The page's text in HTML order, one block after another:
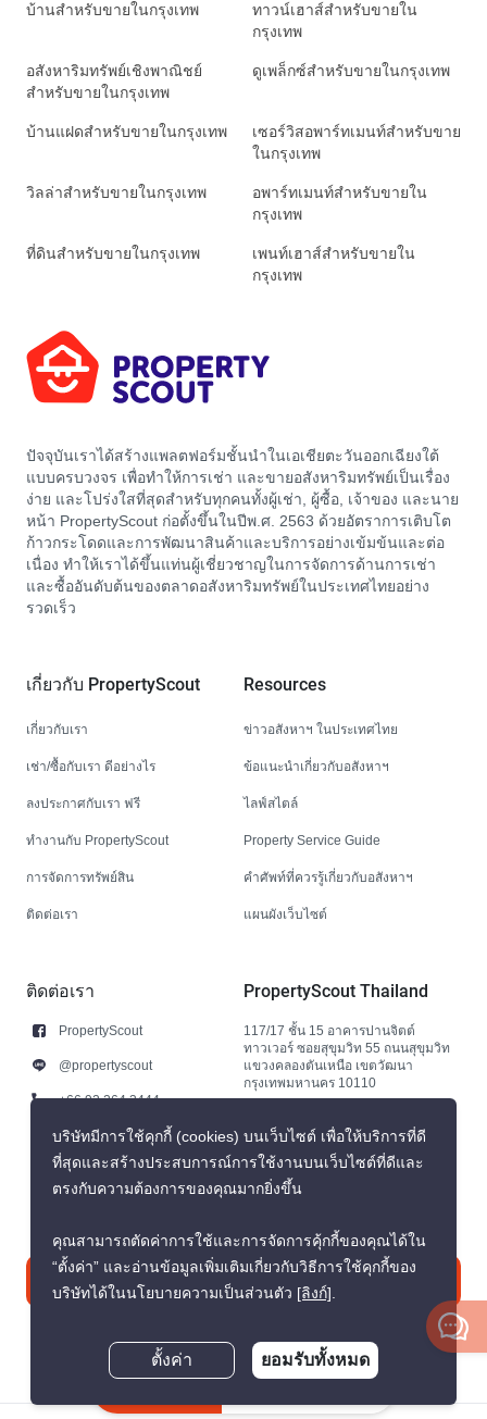
บ้านสำหรับขายในกรุงเทพ
ทาวน์เฮาส์สำหรับขายใน
กรุงเทพ
อสังหาริมทรัพย์เชิงพาณิชย์
สำหรับขายในกรุงเทพ
ดูเพล็กซ์สำหรับขายในกรุงเทพ
บ้านแฝดสำหรับขายในกรุงเทพ
เซอร์วิสอพาร์ทเมนท์สำหรับขาย
ในกรุงเทพ
วิลล่าสำหรับขายในกรุงเทพ
อพาร์ทเมนท์สำหรับขายใน
กรุงเทพ
ที่ดินสำหรับขายในกรุงเทพ
เพนท์เฮาส์สำหรับขายใน
กรุงเทพ
ปัจจุบันเราได้สร้างแพลตฟอร์มชั้นนำในเอเชียตะวันออกเฉียงใต้
แบบครบวงจร เพื่อทำให้การเช่า และขายอสังหาริมทรัพย์เป็นเรื่อง
ง่าย และโปร่งใสที่สุดสำหรับทุกคนทั้งผู้เช่า, ผู้ซื้อ, เจ้าของ และนาย
หน้า PropertyScout ก่อตั้งขึ้นในปีพ.ศ. 2563 ด้วยอัตราการเติบโต
ก้าวกระโดดและการพัฒนาสินค้าและบริการอย่างเข้มข้นและต่อ
เนื่อง ทำให้เราได้ขึ้นแท่นผู้เชี่ยวชาญในการจัดการด้านการเช่า
และซื้ออันดับต้นของตลาดอสังหาริมทรัพย์ในประเทศไทยอย่าง
รวดเร็ว
เกี่ยวกับ PropertyScout
เกี่ยวกับเรา
เช่า/ซื้อกับเรา ดีอย่างไร
ลงประกาศกับเรา ฟรี
ทำงานกับ PropertyScout
การจัดการทรัพย์สิน
ติดต่อเรา
Resources
ข่าวอสังหาฯ ในประเทศไทย
ข้อแนะนำเกี่ยวกับอสังหาฯ
ไลฟ์สไตล์
Property Service Guide
คำศัพท์ที่ควรรู้เกี่ยวกับอสังหาฯ
แผนผังเว็บไซต์
ติดต่อเรา
PropertyScout
@propertyscout
+66 92 264 3444
+66 92 264 3444
contact@propertyscout.co.th
PropertyScout Thailand
117/17 ชั้น 15 อาคารปานจิตต์
ทาวเวอร์ ซอยสุขุมวิท 55 ถนนสุขุมวิท
แขวงคลองตันเหนือ เขตวัฒนา
กรุงเทพมหานคร 10110
ติดต่อเรา
บริษัทมีการใช้คุกกี้ (cookies) บนเว็บไซต์ เพื่อให้บริการที่ดี
ที่สุดและสร้างประสบการณ์การใช้งานบนเว็บไซต์ที่ดีและ
ตรงกับความต้องการของคุณมากยิ่งขึ้น
คุณสามารถตัดค่าการใช้และการจัดการคุ้กกี้ของคุณได้ใน
“ตั้งค่า” และอ่านข้อมูลเพิ่มเติมเกี่ยวกับวิธีการใช้คุกกี้ของ
บริษัทได้ในนโยบายความเป็นส่วนตัว [ลิงก์].
ตั้งค่า ยอมรับทั้งหมด